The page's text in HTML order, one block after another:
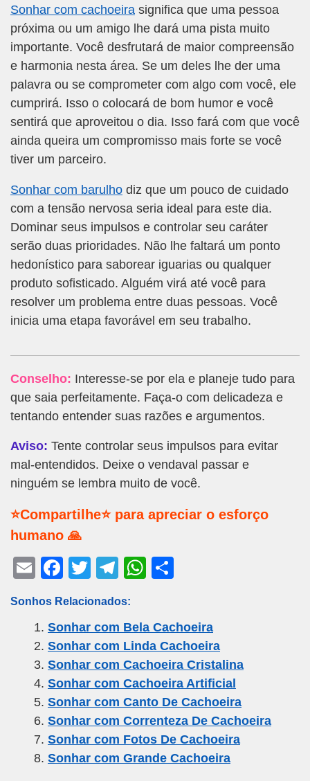
Sonhar com cachoeira significa que uma pessoa
próxima ou um amigo lhe dará uma pista muito
importante. Você desfrutará de maior compreensão
e harmonia nesta área. Se um deles lhe der uma
palavra ou se comprometer com algo com você, ele
cumprirá. Isso o colocará de bom humor e você
sentirá que aproveitou o dia. Isso fará com que você
ainda queira um compromisso mais forte se você
tiver um parceiro.
Sonhar com barulho diz que um pouco de cuidado
com a tensão nervosa seria ideal para este dia.
Dominar seus impulsos e controlar seu caráter
serão duas prioridades. Não lhe faltará um ponto
hedonístico para saborear iguarias ou qualquer
produto sofisticado. Alguém virá até você para
resolver um problema entre duas pessoas. Você
inicia uma etapa favorável em seu trabalho.
Conselho: Interesse-se por ela e planeje tudo para
que saia perfeitamente. Faça-o com delicadeza e
tentando entender suas razões e argumentos.
Aviso: Tente controlar seus impulsos para evitar
mal-entendidos. Deixe o vendaval passar e
ninguém se lembra muito de você.
⭐Compartilhe⭐ para apreciar o esforço
humano 🙏
E
ail
F
c
e
b
o
o
k
T
tt
er
T
e
gr
a
m
W
s
A
p
p
e
Sonhos Relacionados:
Sonhar com Bela Cachoeira
Sonhar com Linda Cachoeira
Sonhar com Cachoeira Cristalina
Sonhar com Cachoeira Artificial
Sonhar com Canto De Cachoeira
Sonhar com Correnteza De Cachoeira
Sonhar com Fotos De Cachoeira
Sonhar com Grande Cachoeira